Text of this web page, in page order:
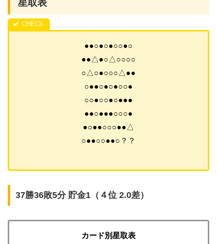
星取表
●●○●○●○○●○
●●△●○△○○○○
○△○●○○○△●●
○●●○●○●○○●
○○●○○●○●●●
●●○●●●○○○●
●○●●○○○●●△
○●●○○●●○？？
37勝36敗5分 貯金1（４位 2.0差）
カード別星取表